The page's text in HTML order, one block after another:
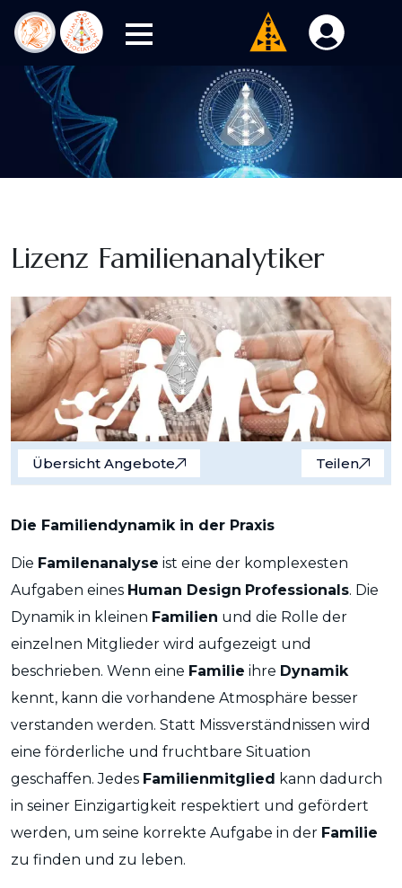
Lizenz Familienanalytiker
Übersicht Angebote Teilen
Die Familiendynamik in der Praxis
Die Familenanalyse ist eine der komplexesten
Aufgaben eines Human Design Professionals. Die
Dynamik in kleinen Familien und die Rolle der
einzelnen Mitglieder wird aufgezeigt und
beschrieben. Wenn eine Familie ihre Dynamik
kennt, kann die vorhandene Atmosphäre besser
verstanden werden. Statt Missverständnissen wird
eine förderliche und fruchtbare Situation
geschaffen. Jedes Familienmitglied kann dadurch
in seiner Einzigartigkeit respektiert und gefördert
werden, um seine korrekte Aufgabe in der Familie
zu finden und zu leben.